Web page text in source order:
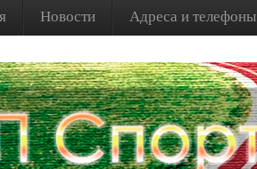
Новости Адреса и телефоны